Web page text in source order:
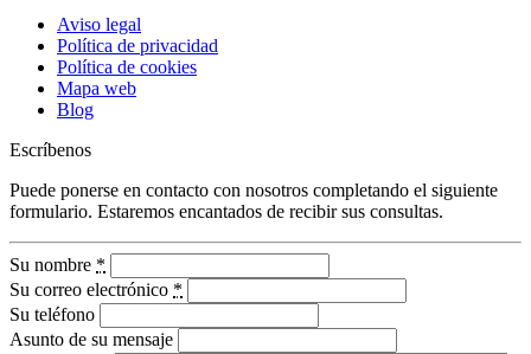
Aviso legal
Política de privacidad
Política de cookies
Mapa web
Blog
Escríbenos
Puede ponerse en contacto con nosotros completando el siguiente
formulario. Estaremos encantados de recibir sus consultas.
Su nombre *
Su correo electrónico *
Su teléfono
Asunto de su mensaje